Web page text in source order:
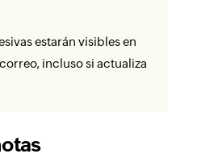
estarán visibles en
incluso si actualiza